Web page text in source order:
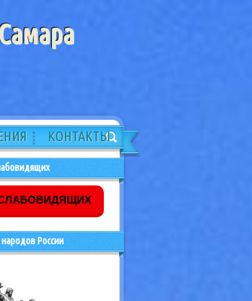
КОНТАКТЫ
России